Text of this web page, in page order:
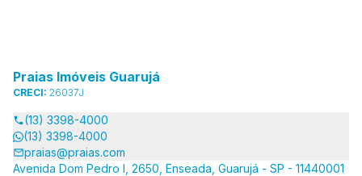
Praias Imóveis Guarujá
CRECI: 26037J
(13) 3398-4000
(13) 3398-4000
praias@praias.com
Avenida Dom Pedro I, 2650, Enseada, Guarujá - SP - 11440001